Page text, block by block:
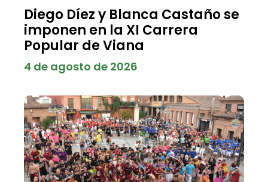
Diego Díez y Blanca Castaño se
imponen en la XI Carrera
Popular de Viana
4 de agosto de 2026